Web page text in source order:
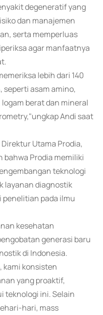
degeneratif yang
dan manajemen
serta memperluas
agar manfaatnya
lebih dari 140
seperti asam amino,
berat dan mineral
Andi saat
Utama Prodia,
bahwa Prodia memiliki
teknologi
layanan diagnostik
pada ilmu
kesehatan
generasi baru
di Indonesia.
kami konsisten
yang proaktif,
teknologi ini. Selain
hari, mass